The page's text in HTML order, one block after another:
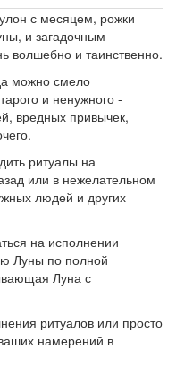
с месяцем, рожки
и загадочным
волшебно и таинственно.
можно смело
и ненужного -
вредных привычек,
ритуалы на
или в нежелательном
людей и других
на исполнении
Луны по полной
Луна с
ритуалов или просто
намерений в